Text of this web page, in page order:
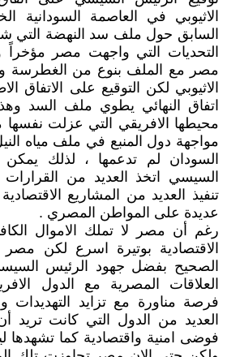
الاثيوبي في العاصمة
السابق حول ملف سد النهضة التي
التحديات التي واجهت مصر مؤخراً
مصر مع الملف بنوع من الغطرسة
الاثيوبي لكن التوقيع على الاتفاق
اتفاق النهائي يطوي ملف السد
محيطها الافريقي التي عزلت نفسها
مواجهة دول المنبع في ملف مياه
السودان لم تدعمها ، لذلك
السيسي اتخذ العديد من
تنفيذ العديد من المشاريع
عديدة على المواطن المصري .
رغم أن مصر لا تملك الاموال
الاقتصادية بوتيرة اسرع لكن
الصحيح بفضل جهود الرئيس
العلاقات المصرية مع الدول
فرصة مناورة مع تزايد التهديدات
العديد من الدول التي كانت
فوضى امنية واقتصادية كما تشهدها